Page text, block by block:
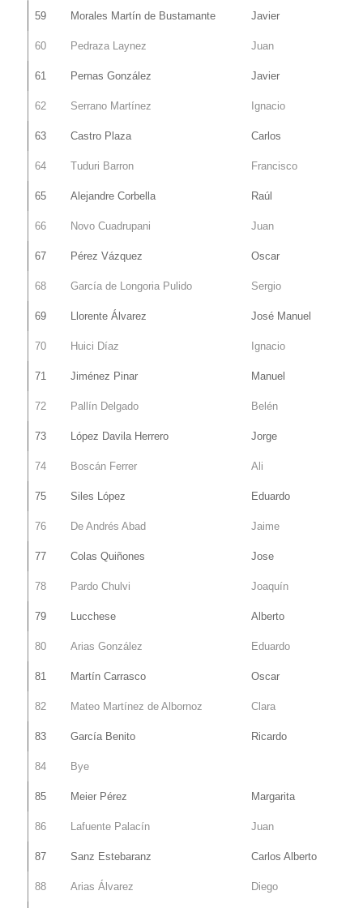
59 Morales Martín de Bustamante Javier
60 Pedraza Laynez Juan
61 Pernas González Javier
62 Serrano Martínez Ignacio
63 Castro Plaza Carlos
64 Tuduri Barron Francisco
65 Alejandre Corbella Raúl
66 Novo Cuadrupani Juan
67 Pérez Vázquez Oscar
68 García de Longoria Pulido Sergio
69 Llorente Álvarez José Manuel
70 Huici Díaz Ignacio
71 Jiménez Pinar Manuel
72 Pallín Delgado Belén
73 López Davila Herrero Jorge
74 Boscán Ferrer Ali
75 Siles López Eduardo
76 De Andrés Abad Jaime
77 Colas Quiñones Jose
78 Pardo Chulvi Joaquín
79 Lucchese Alberto
80 Arias González Eduardo
81 Martín Carrasco Oscar
82 Mateo Martínez de Albornoz Clara
83 García Benito Ricardo
84 Bye
85 Meier Pérez Margarita
86 Lafuente Palacín Juan
87 Sanz Estebaranz Carlos Alberto
88 Arias Álvarez Diego